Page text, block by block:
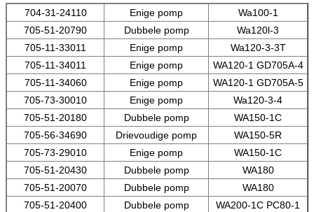
17
704-17-05810
• VERBINDING, OLIE
18
04065-06220 • RING, BREUK
704-31-24110
Enige pomp
Wa100-1
705-51-20790
Dubbele pomp
Wa120l-3
705-11-33011
Enige pomp
Wa120-3-3T
705-11-34011
Enige pomp
WA120-1 GD705A-4
705-11-34060
Enige pomp
WA120-1 GD705A-5
705-73-30010
Enige pomp
Wa120-3-4
705-51-20180
Dubbele pomp
WA150-1C
705-56-34690
Drievoudige pomp
WA150-5R
705-73-29010
Enige pomp
WA150-1C
705-51-20430
Dubbele pomp
WA180
705-51-20070
Dubbele pomp
WA180
705-51-20400
Dubbele pomp
WA200-1C PC80-1